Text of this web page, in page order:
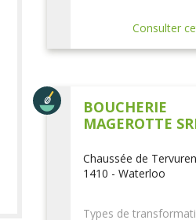
Consulter
BOUCHERIE
MAGEROTTE
Chaussée de
1410 - Waterloo
Types de